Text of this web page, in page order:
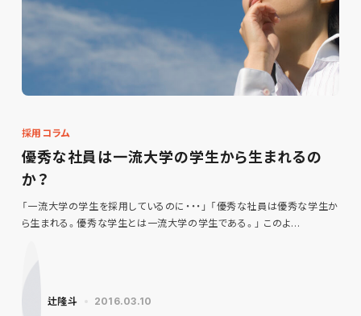
採用コラム
優秀な社員は一流大学の学生から生まれるの
か？
「一流大学の学生を採用しているのに・・・」 「優秀な社員は優秀な学生か
ら生まれる。優秀な学生とは一流大学の学生である。」 このよ…
辻隆斗 2016.03.10